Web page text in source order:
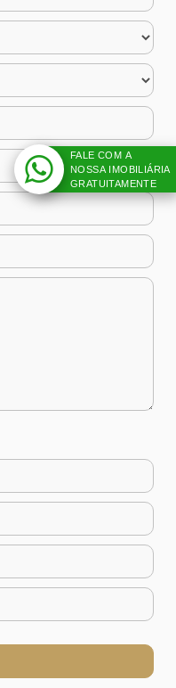
FALE COM A
NOSSA IMOBILIÁRIA
GRATUITAMENTE